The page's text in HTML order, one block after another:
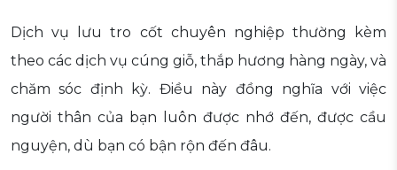
Dịch vụ lưu tro cốt chuyên nghiệp thường kèm
theo các dịch vụ cúng giỗ, thắp hương hàng ngày, và
chăm sóc định kỳ. Điều này đồng nghĩa với việc
người thân của bạn luôn được nhớ đến, được cầu
nguyện, dù bạn có bận rộn đến đâu.